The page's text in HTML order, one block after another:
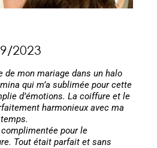
2023
de mon mariage dans un halo
qui m’a sublimée pour cette
d’émotions. La coiffure et le
harmonieux avec ma
pour le
Tout était parfait et sans